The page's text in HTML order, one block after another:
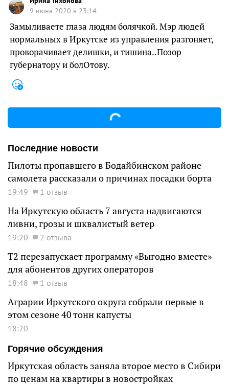
9 июня 2020 в 23:14
Замыливаете глаза людям болячкой. Мэр людей
нормальных в Иркутске из управления разгоняет,
проворачивает делишки, и тишина..Позор
губернатору и болОтову.
Последние новости
Пилоты пропавшего в Бодайбинском районе
самолета рассказали о причинах посадки борта
19:49 1 отзыв
На Иркутскую область 7 августа надвигаются
ливни, грозы и шквалистый ветер
19:20 2 отзыва
Т2 перезапускает программу «Выгодно вместе»
для абонентов других операторов
18:48 1 отзыв
Аграрии Иркутского округа собрали первые в
этом сезоне 40 тонн капусты
18:20
Горячие обсуждения
Иркутская область заняла второе место в Сибири
по ценам на квартиры в новостройках